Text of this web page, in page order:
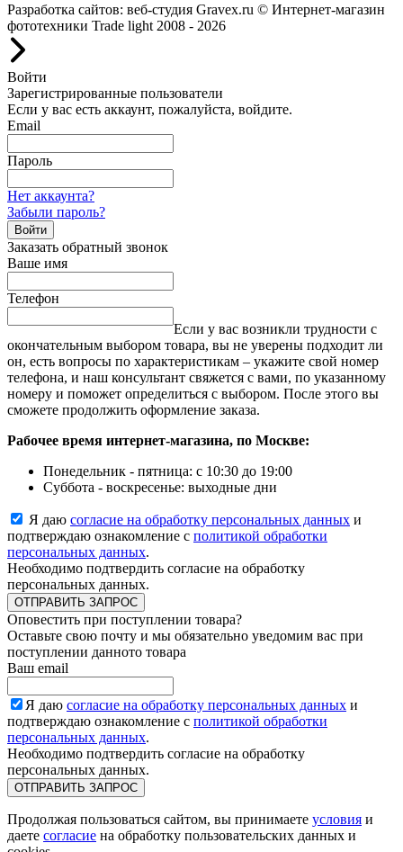
Разработка сайтов: веб-студия Gravex.ru © Интернет-магазин
фототехники Trade light 2008 - 2026
Войти
Зарегистрированные пользователи
Если у вас есть аккаунт, пожалуйста, войдите.
Email
Пароль
Нет аккаунта?
Забыли пароль?
Войти
Заказать обратный звонок
Ваше имя
Телефон
Если у вас возникли трудности с
окончательным выбором товара, вы не уверены подходит ли
он, есть вопросы по характеристикам – укажите свой номер
телефона, и наш консультант свяжется с вами, по указанному
номеру и поможет определиться с выбором. После этого вы
сможете продолжить оформление заказа.
Рабочее время интернет-магазина, по Москве:
Понедельник - пятница: с 10:30 до 19:00
Суббота - воскресенье: выходные дни
Я даю согласие на обработку персональных данных и
подтверждаю ознакомление с политикой обработки
персональных данных.
Необходимо подтвердить согласие на обработку
персональных данных.
ОТПРАВИТЬ ЗАПРОС
Оповестить при поступлении товара?
Оставьте свою почту и мы обязательно уведомим вас при
поступлении данното товара
Ваш email
Я даю согласие на обработку персональных данных и
подтверждаю ознакомление с политикой обработки
персональных данных.
Необходимо подтвердить согласие на обработку
персональных данных.
ОТПРАВИТЬ ЗАПРОС
Продолжая пользоваться сайтом, вы принимаете условия и
даете согласие на обработку пользовательских данных и